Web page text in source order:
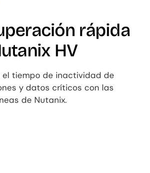
rápida
HV
el tiempo de inactividad de
y datos críticos con las
de Nutanix.